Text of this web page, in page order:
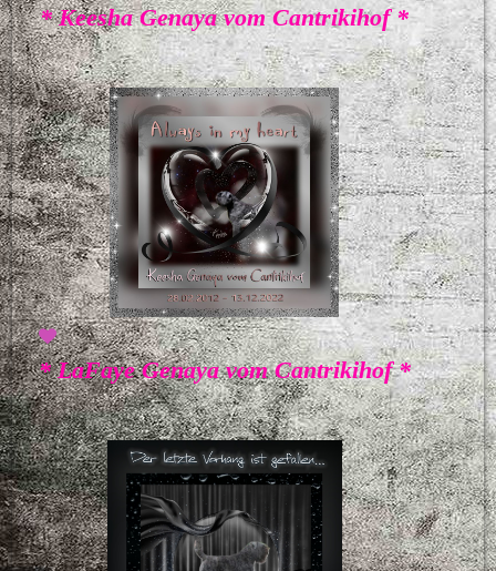
* Keesha Genaya vom Cantrikihof *
* LaFaye Genaya vom Cantrikihof *